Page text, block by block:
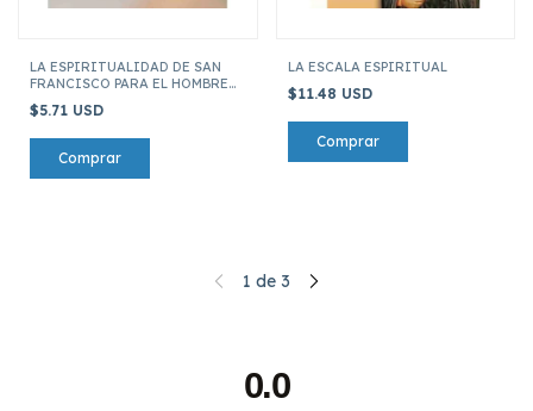
LA ESPIRITUALIDAD DE SAN
FRANCISCO PARA EL HOMBRE
$5.71 USD
LA ESCALA ESPIRITUAL
$11.48 USD
1 de 3
0.0